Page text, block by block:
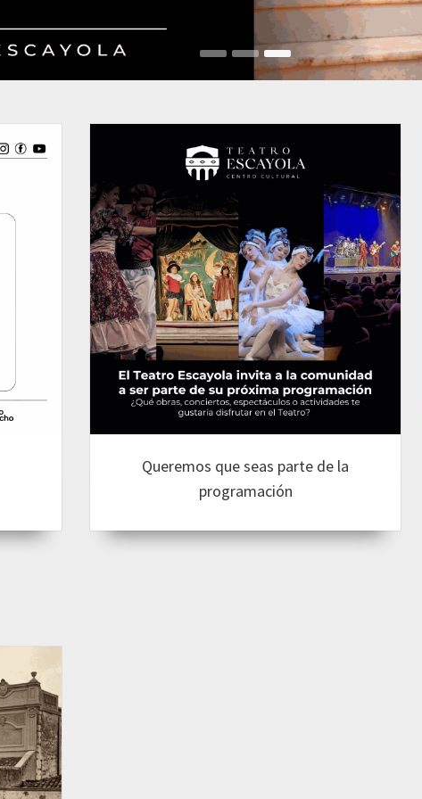
Queremos que seas parte de la
programación